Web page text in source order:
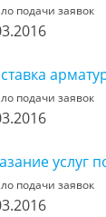
подачи заявок
подачи заявок
услуг
подачи заявок